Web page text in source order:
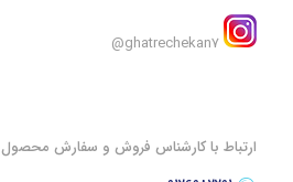
ghatrechekan7@
ارتباط با کارشناس فروش و سفارش محصول